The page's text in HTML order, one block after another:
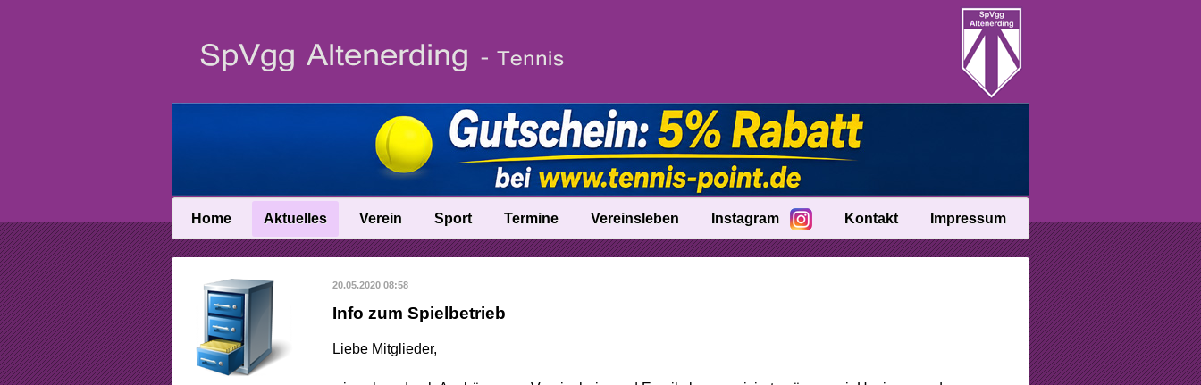
Home Aktuelles
News
News-Archiv
Verein
Vereinsinfo
Vereinschronik
Sport
Trainer
Termine Vereinsleben Instagram Kontakt Impressum
20.05.2020 08:58
Info zum Spielbetrieb
Liebe Mitglieder,